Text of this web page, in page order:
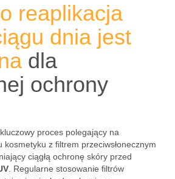
reaplikacja
dnia jest
dla
ochrony
proces polegający na
kosmetyku z filtrem przeciwsłonecznym
ciągłą ochronę skóry przed
. Regularne stosowanie filtrów